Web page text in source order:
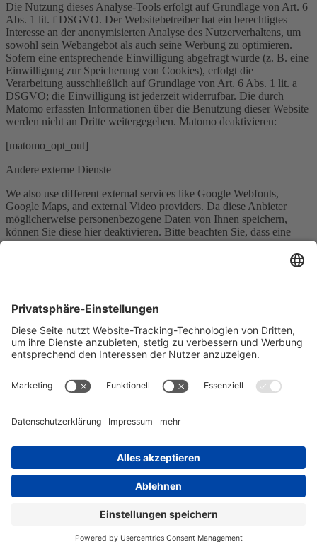
Die Nutzung dieses Analyse-Tools erfolgt auf Grundlage von Art. 6
Abs. 1 lit. f DSGVO. Der Websitebetreiber hat ein berechtigtes
Interesse an der anonymisierten Analyse des Nutzerverhaltens, um
sowohl sein Webangebot als auch seine Werbung zu optimieren.
Sofern eine entsprechende Einwilligung abgefragt wurde (z. B. eine
Einwilligung zur Speicherung von Cookies), erfolgt die
Verarbeitung ausschließlich auf Grundlage von Art. 6 Abs. 1 lit. a
DSGVO; die Einwilligung ist jederzeit widerrufbar. Die durch
Matomo erfassten Informationen über die Benutzung dieser Website
werden nicht an Dritte weitergegeben. Matomo deaktivieren:
[matomo_opt_out]
Andere externe Dienste
We also use different external services like Google Webfonts,
Google Maps, and external Video providers. Da diese Anbieter
möglicherweise personenbezogene Daten von Ihnen speichern,
können Sie diese hier deaktivieren. Bitte beachten Sie, dass eine
Deaktivierung dieser Cookies die Funktionalität und das Aussehen
unserer Webseite erheblich beeinträchtigen kann. Die Änderungen
Click to enable/disable Google Webfonts.
Google Maps Einstellungen:
Google reCaptcha Einstellungen:
Click to enable/disable Google reCaptcha.
Click to enable/disable video embeds.
Datenschutzrichtlinie
in unseren Datenschutzrichtlinie nachlesen.